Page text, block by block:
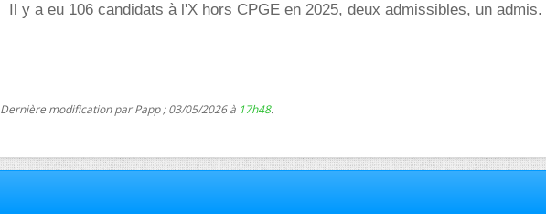
Il y a eu 106 candidats à l'X hors CPGE en 2025, deux admissibles, un admis.
Dernière modification par Papp ; 03/05/2026 à 17h48.